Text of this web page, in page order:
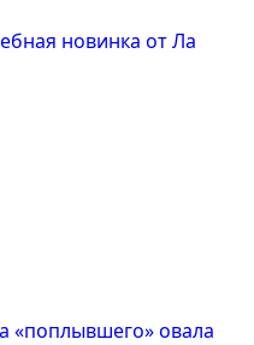
новинка от Ла
«поплывшего» овала